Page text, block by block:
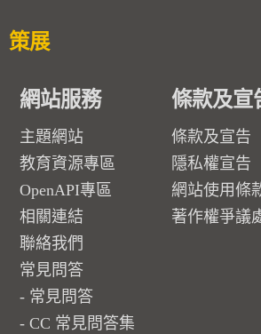
策展
網站服務
主題網站
教育資源專區
OpenAPI專區
相關連結
聯絡我們
常見問答
常見問答
CC 常見問答集
條款及宣
條款及宣告
隱私權宣告
網站使用條
著作權爭議